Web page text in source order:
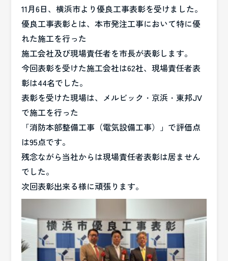
11月6日、横浜市より優良工事表彰を受けました。
優良工事表彰とは、本市発注工事において特に優
れた施工を行った
施工会社及び現場責任者を市長が表彰します。
今回表彰を受けた施工会社は62社、現場責任者表
彰は44名でした。
表彰を受けた現場は、メルビック・京浜・東邦JV
で施工を行った
「消防本部整備工事（電気設備工事）」で評価点
は95点です。
残念ながら当社からは現場責任者表彰は居ません
でした。
次回表彰出来る様に頑張ります。